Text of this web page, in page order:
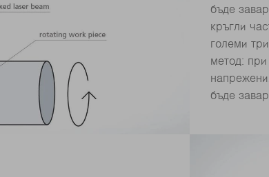
бъде
кръгли
големи
метод:
бъде